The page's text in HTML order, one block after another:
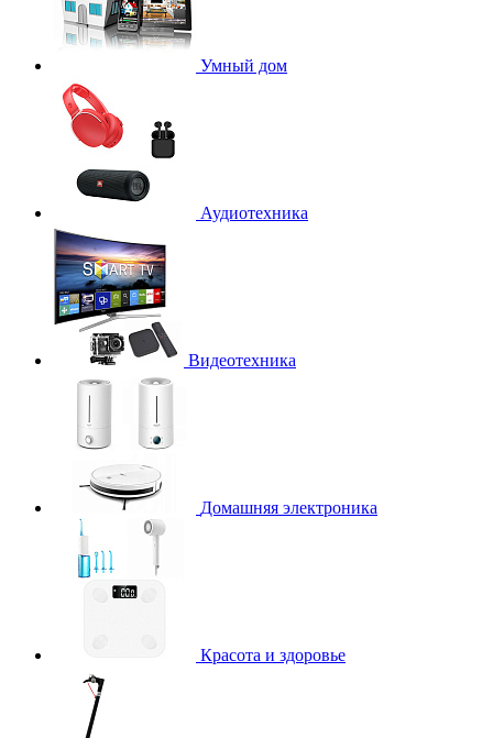
Умный дом
Аудиотехника
Видеотехника
Домашняя электроника
Красота и здоровье